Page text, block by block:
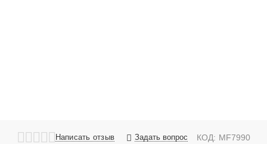
Написать отзыв Задать вопрос КОД: MF7990